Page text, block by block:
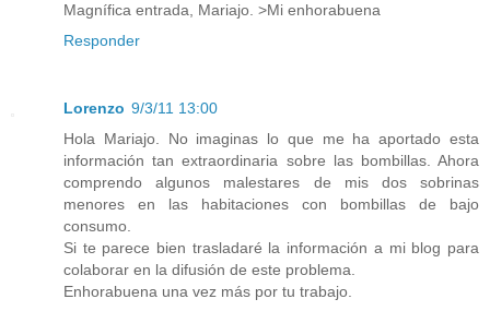
Magnífica entrada, Mariajo. >Mi enhorabuena
Responder
Lorenzo 9/3/11 13:00
Hola Mariajo. No imaginas lo que me ha aportado esta
información tan extraordinaria sobre las bombillas. Ahora
comprendo algunos malestares de mis dos sobrinas
menores en las habitaciones con bombillas de bajo
consumo.
Si te parece bien trasladaré la información a mi blog para
colaborar en la difusión de este problema.
Enhorabuena una vez más por tu trabajo.